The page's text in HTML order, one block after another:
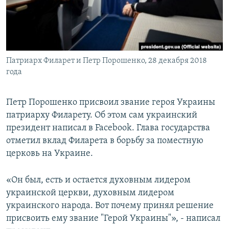
СПОРТ
БЛОГИ
ЧИТАЕМ ПРЕССУ
АРХИВ РАДИОПРОГРАММЫ
Все сайты РСЕ/РС
Патриарх Филарет и Петр Порошенко, 28 декабря 2018
года
Петр Порошенко присвоил звание героя Украины
патриарху Филарету. Об этом сам украинский
президент написал в Facebook. Глава государства
отметил вклад Филарета в борьбу за поместную
церковь на Украине.
«Он был, есть и остается духовным лидером
украинской церкви, духовным лидером
украинского народа. Вот почему принял решение
присвоить ему звание "Герой Украины"», - написал